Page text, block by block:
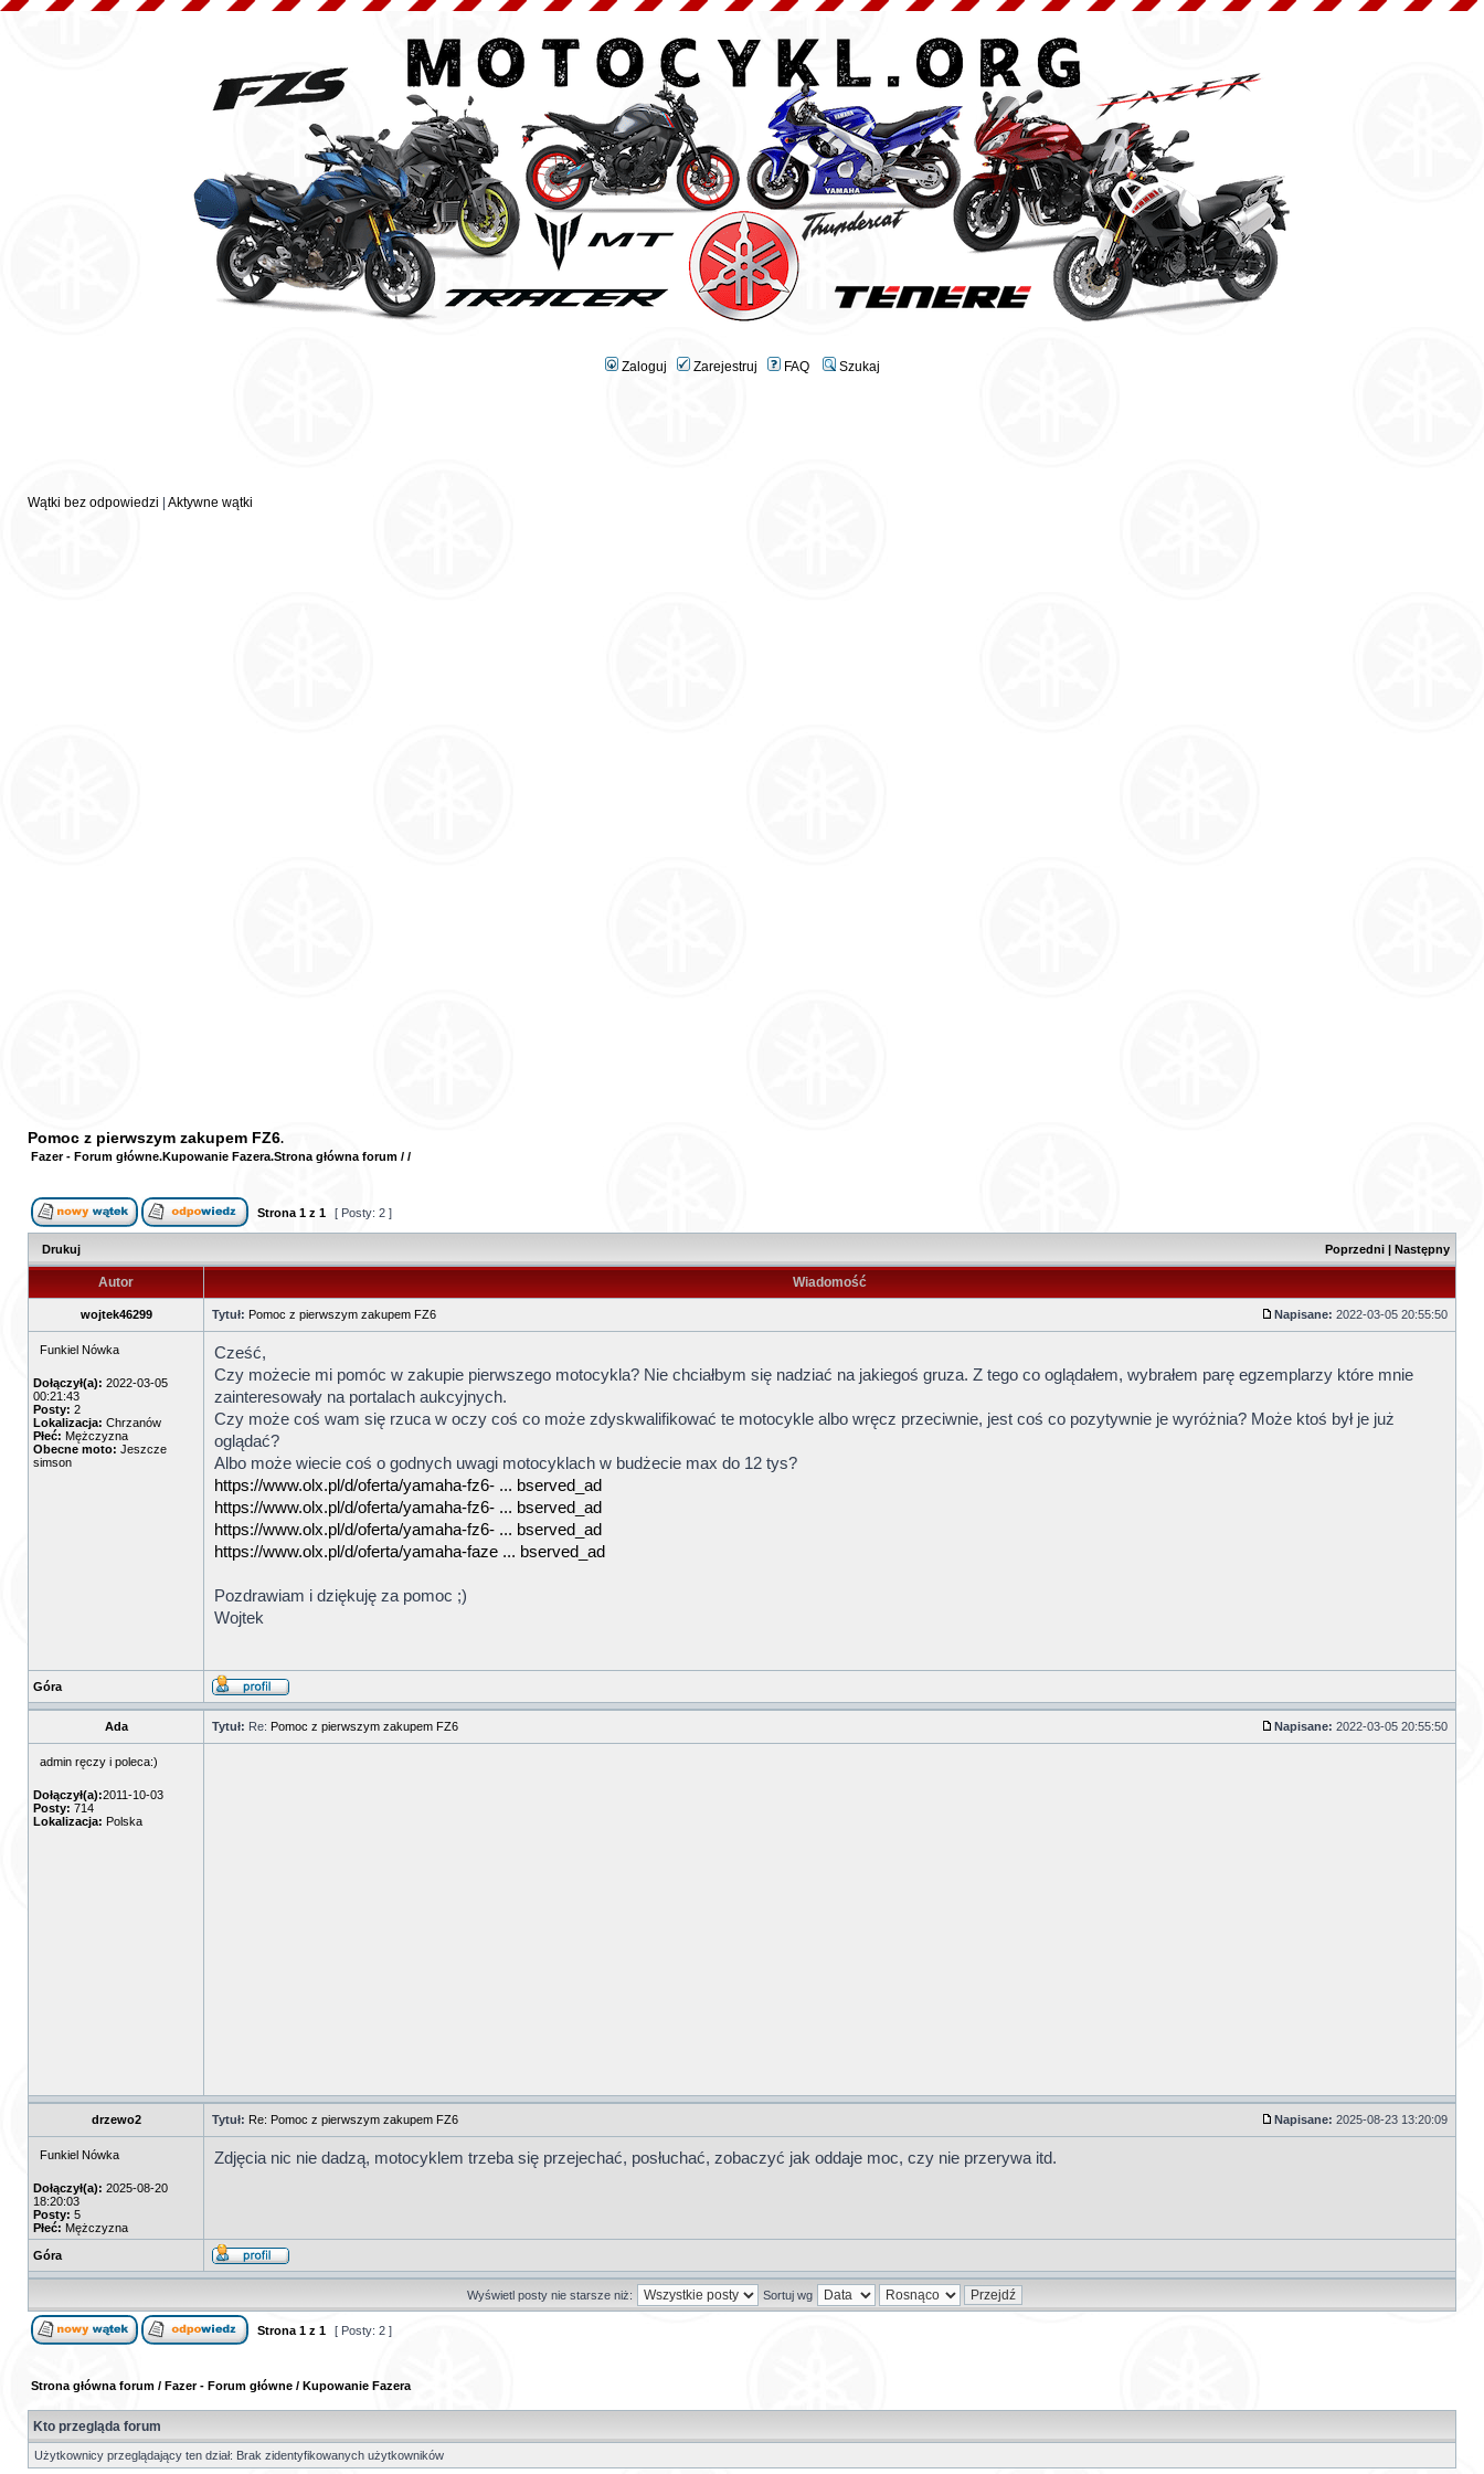
Zaloguj Zarejestruj FAQ Szukaj
Wątki bez odpowiedzi Aktywne wątki
Pomoc z pierwszym zakupem FZ6
Strona główna forum /
Fazer - Forum główne /
Kupowanie Fazera
Strona 1 z 1 [ Posty: 2 ]
Drukuj Poprzedni | Następny
Autor Wiadomość
wojtek46299 Tytuł: Pomoc z pierwszym zakupem FZ6 Napisane: 2022-03-05 20:55:50
Funkiel Nówka
Dołączył(a): 2022-03-05
00:21:43
Posty: 2
Lokalizacja: Chrzanów
Płeć: Mężczyzna
Obecne moto: Jeszcze
simson
Cześć,
Czy możecie mi pomóc w zakupie pierwszego motocykla? Nie chciałbym się nadziać na jakiegoś gruza. Z tego co oglądałem, wybrałem parę egzemplarzy które mnie
zainteresowały na portalach aukcyjnych.
Czy może coś wam się rzuca w oczy coś co może zdyskwalifikować te motocykle albo wręcz przeciwnie, jest coś co pozytywnie je wyróżnia? Może ktoś był je już
oglądać?
Albo może wiecie coś o godnych uwagi motocyklach w budżecie max do 12 tys?
https://www.olx.pl/d/oferta/yamaha-fz6- ... bserved_ad
https://www.olx.pl/d/oferta/yamaha-fz6- ... bserved_ad
https://www.olx.pl/d/oferta/yamaha-fz6- ... bserved_ad
https://www.olx.pl/d/oferta/yamaha-faze ... bserved_ad
Pozdrawiam i dziękuję za pomoc ;)
Wojtek
Góra
Ada Tytuł: Re: Pomoc z pierwszym zakupem FZ6 Napisane: 2022-03-05 20:55:50
admin ręczy i poleca:)
Dołączył(a):2011-10-03
Posty: 714
Lokalizacja: Polska
drzewo2 Tytuł: Re: Pomoc z pierwszym zakupem FZ6 Napisane: 2025-08-23 13:20:09
Funkiel Nówka
Dołączył(a): 2025-08-20
18:20:03
Posty: 5
Płeć: Mężczyzna
Zdjęcia nic nie dadzą, motocyklem trzeba się przejechać, posłuchać, zobaczyć jak oddaje moc, czy nie przerywa itd.
Góra
Wyświetl posty nie starsze niż: Sortuj wg
Strona 1 z 1 [ Posty: 2 ]
Strona główna forum / Fazer - Forum główne / Kupowanie Fazera
Kto przegląda forum
Użytkownicy przeglądający ten dział: Brak zidentyfikowanych użytkowników